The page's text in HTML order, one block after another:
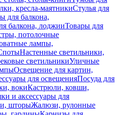
кресла-маятникиСтулья для
для балкона,
балкона, лоджииТовары для
потолочные
лампы,
Настенные светильники,
светильникиУличные
Освещение для картин,
для освещенияПосуда для
вокиКастрюли, ковши,
и аксессуары для
шторыЖалюзи, рулонные